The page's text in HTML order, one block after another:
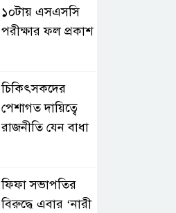
১০টায় এসএসসি
পরীক্ষার ফল প্রকাশ
চিকিৎসকদের
পেশাগত দায়িত্বে
রাজনীতি যেন বাধা
ফিফা সভাপতির
বিরুদ্ধে এবার ‘নারী